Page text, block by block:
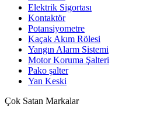
Elektrik Sigortası
Kontaktör
Potansiyometre
Kaçak Akım Rölesi
Yangın Alarm Sistemi
Motor Koruma Şalteri
Pako şalter
Yan Keski
Çok Satan Markalar